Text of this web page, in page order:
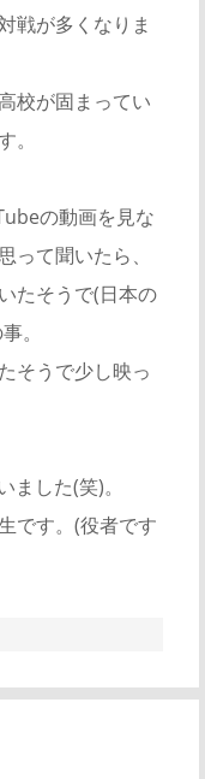
戦が多くなりま
校が固まってい
の動画を見な
って聞いたら、
たそうで(日本の
。
そうで少し映っ
した(笑)。
です。(役者です